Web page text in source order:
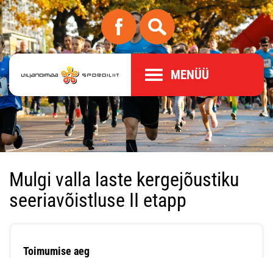
MENÜÜ
Mulgi valla laste kergejõustiku
seeriavõistluse II etapp
Toimumise aeg